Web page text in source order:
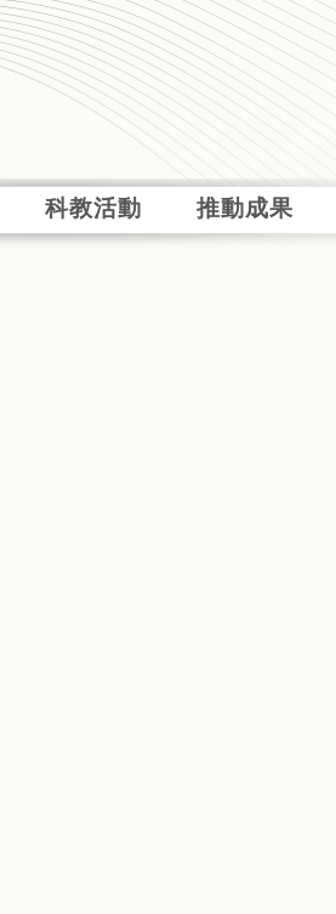
科教活動 推動成果